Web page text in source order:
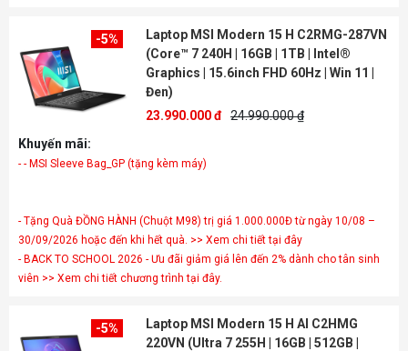
-5%
Laptop MSI Modern 15 H C2RMG-287VN
(Core™ 7 240H | 16GB | 1TB | Intel®
Graphics | 15.6inch FHD 60Hz | Win 11 |
Đen)
23.990.000 đ 24.990.000 ₫
Khuyến mãi:
- - MSI Sleeve Bag_GP (tặng kèm máy)
- Tặng Quà ĐỒNG HÀNH (Chuột M98) trị giá 1.000.000Đ từ ngày 10/08 –
30/09/2026 hoặc đến khi hết quà. >> Xem chi tiết tại đây
- BACK TO SCHOOL 2026 - Ưu đãi giảm giá lên đến 2% dành cho tân sinh
viên >> Xem chi tiết chương trình tại đây.
-5%
Laptop MSI Modern 15 H AI C2HMG
220VN (Ultra 7 255H | 16GB | 512GB |